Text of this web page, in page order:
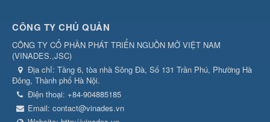
CÔNG TY CHỦ QUẢN
CÔNG TY CỔ PHẦN PHÁT TRIỂN NGUỒN MỞ VIỆT NAM
(VINADES.,JSC)
Địa chỉ: Tầng 6, tòa nhà Sông Đà, Số 131 Trần Phú, Phường Hà
Đông, Thành phố Hà Nội.
Điện thoại: +84-904885185
Email: contact@vinades.vn